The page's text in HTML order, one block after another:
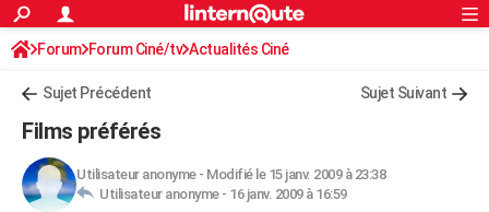
ACTUALITÉS
Politique
Société
Faits Divers
Education
Monde
Villes
+
FINANCE
Retraite
Impôts
Epargne
Immobilier
Risques naturels par ville
Banque
Assurance
Crédit
AUTO
S'inscrire
Connexion
Forum Forum Ciné/tv Actualités Ciné
Sujet Précédent Sujet Suivant
Films préférés
Utilisateur anonyme- Modifié le 15 janv. 2009 à 23:38
Utilisateur anonyme - 16 janv. 2009 à 16:59